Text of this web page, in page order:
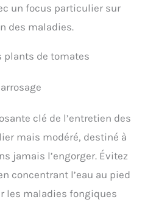
un focus particulier sur
des maladies.
plants de tomates
clé de l’entretien des
mais modéré, destiné à
jamais l’engorger. Évitez
concentrant l’eau au pied
les maladies fongiques